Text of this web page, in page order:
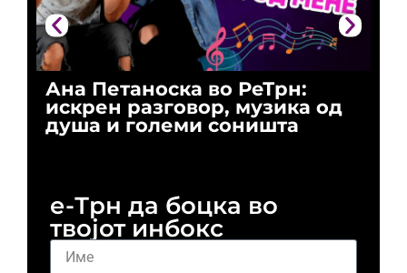
Ана Петаноска во РеТрн:
искрен разговор, музика од
душа и големи соништа
е-Трн да боцка во
твојот инбокс